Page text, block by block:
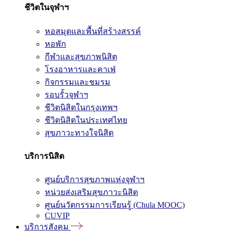
ชีวิตในจุฬาฯ
หอสมุดและพื้นที่สร้างสรรค์
หอพัก
กีฬาและสุขภาพนิสิต
โรงอาหารและคาเฟ่
กิจกรรมและชมรม
รอบรั้วจุฬาฯ
ชีวิตนิสิตในกรุงเทพฯ
ชีวิตนิสิตในประเทศไทย
สุขภาวะทางใจนิสิต
บริการนิสิต
ศูนย์บริการสุขภาพแห่งจุฬาฯ
หน่วยส่งเสริมสุขภาวะนิสิต
ศูนย์นวัตกรรมการเรียนรู้ (Chula MOOC)
CUVIP
บริการสังคม